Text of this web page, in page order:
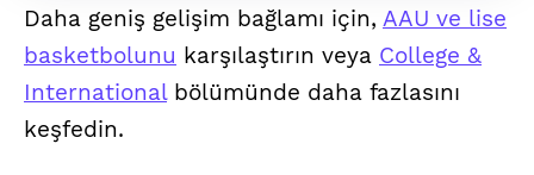
Daha geniş gelişim bağlamı için, AAU ve lise
basketbolunu karşılaştırın veya College &
Internationalbölümünde daha fazlasını
keşfedin.